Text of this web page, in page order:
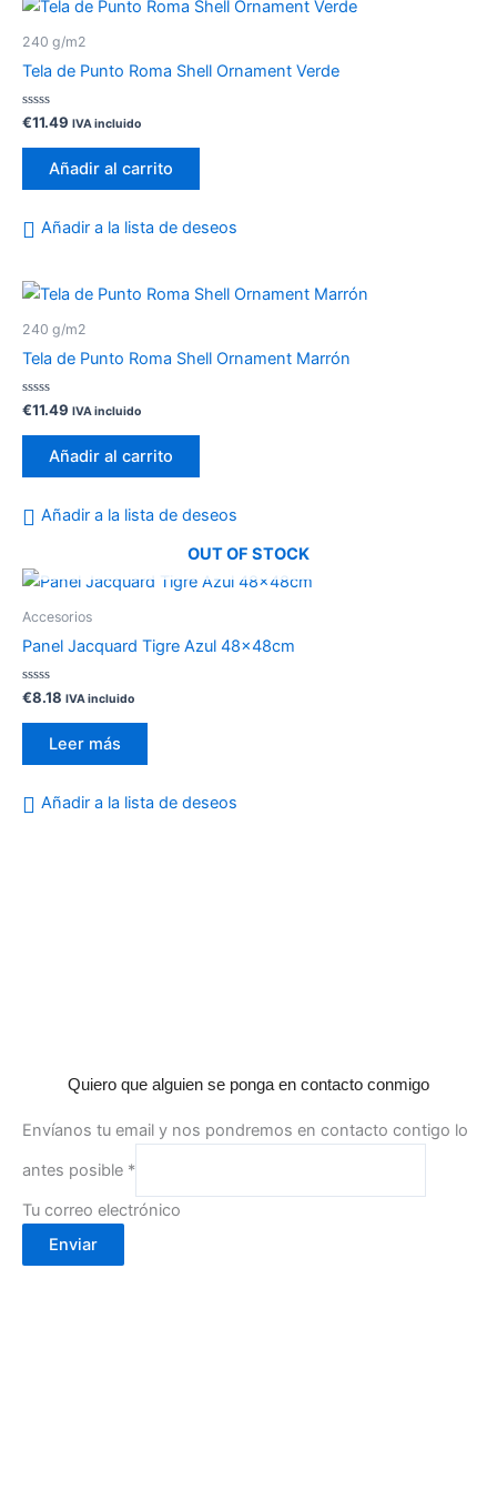
240 g/m2
Tela de Punto Roma Shell Ornament Verde
Valorado
0
€11.49 IVA incluido
Añadir al carrito
Añadir a la lista de deseos
240 g/m2
Tela de Punto Roma Shell Ornament Marrón
Valorado
0
€11.49 IVA incluido
Añadir al carrito
Añadir a la lista de deseos
OUT OF STOCK
Accesorios
Panel Jacquard Tigre Azul 48x48cm
Valorado
0
€8.18 IVA incluido
Leer más
Añadir a la lista de deseos
Quiero que alguien se ponga en contacto conmigo
Envíanos tu email y nos pondremos en contacto contigo lo
antes posible *
Tu correo electrónico
Enviar